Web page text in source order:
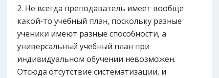
Не всегда преподаватель имеет вообще
какой-то учебный план, поскольку разные
ученики имеют разные способности, а
универсальный учебный план при
индивидуальном обучении невозможен.
Отсюда отсутствие систематизации, и